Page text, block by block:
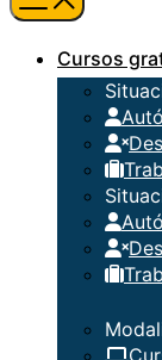
Cursos